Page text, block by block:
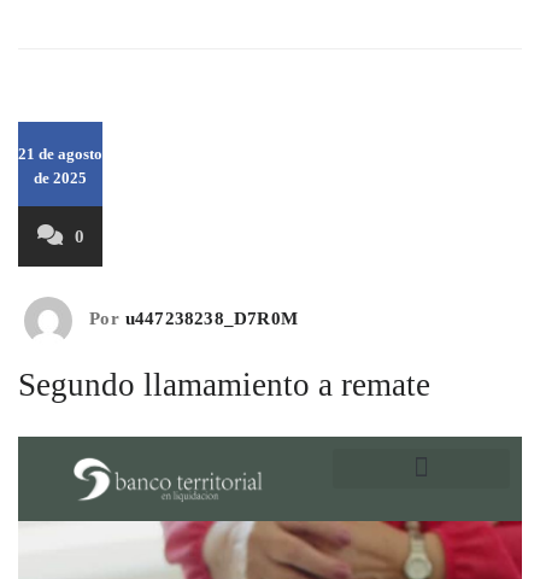
21 de agosto
de 2025
0
Por u447238238_D7R0M
Segundo llamamiento a remate